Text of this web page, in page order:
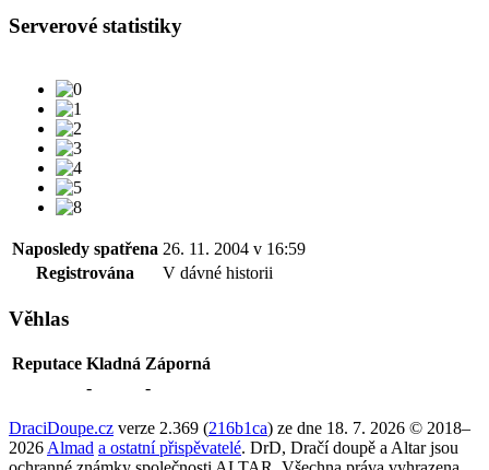
Serverové statistiky
Naposledy spatřena 26. 11. 2004 v 16:59
Registrována
V dávné historii
Věhlas
Reputace Kladná Záporná
-
-
DraciDoupe.cz verze 2.369 (216b1ca) ze dne 18. 7. 2026 © 2018–
2026 Almad a ostatní přispěvatelé. DrD, Dračí doupě a Altar jsou